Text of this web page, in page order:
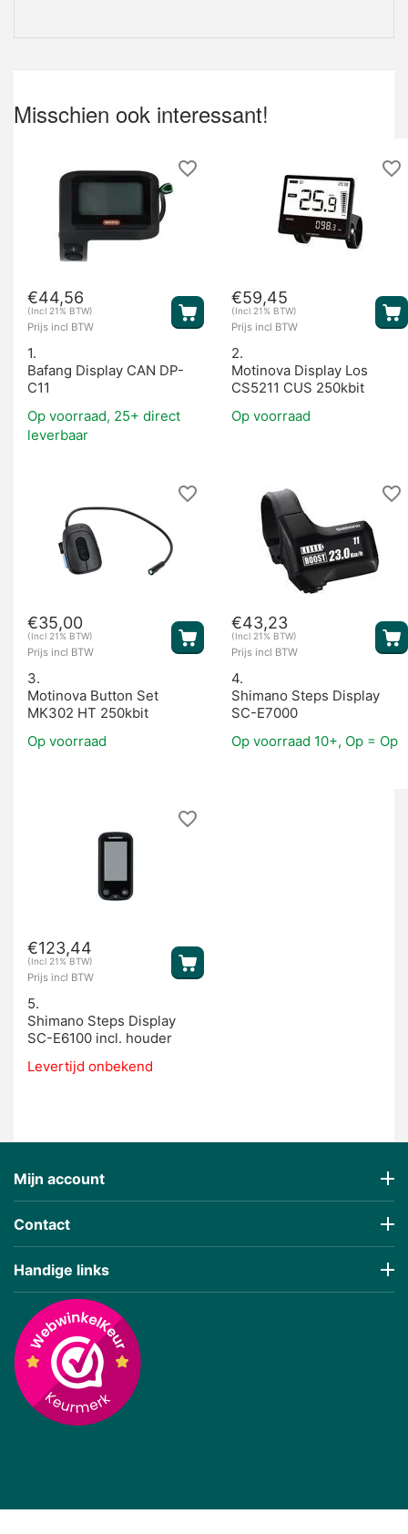
eenvoudig te vervangen middels een 'plug-and-play'
aansluit voor een veilige configuratie.
Misschien ook interessant!
€44,56
(Incl 21% BTW)
Prijs incl BTW
1.
Bafang Display CAN DP-
C11
Op voorraad, 25+ direct
leverbaar
€59,45
(Incl 21% BTW)
Prijs incl BTW
2.
Motinova Display Los
CS5211 CUS 250kbit
Op voorraad
€35,00
(Incl 21% BTW)
Prijs incl BTW
3.
Motinova Button Set
MK302 HT 250kbit
Op voorraad
€43,23
(Incl 21% BTW)
Prijs incl BTW
4.
Shimano Steps Display
SC-E7000
Op voorraad 10+, Op = Op
€123,44
(Incl 21% BTW)
Prijs incl BTW
5.
Shimano Steps Display
SC-E6100 incl. houder
Levertijd onbekend
Mijn account
Contact
Handige links